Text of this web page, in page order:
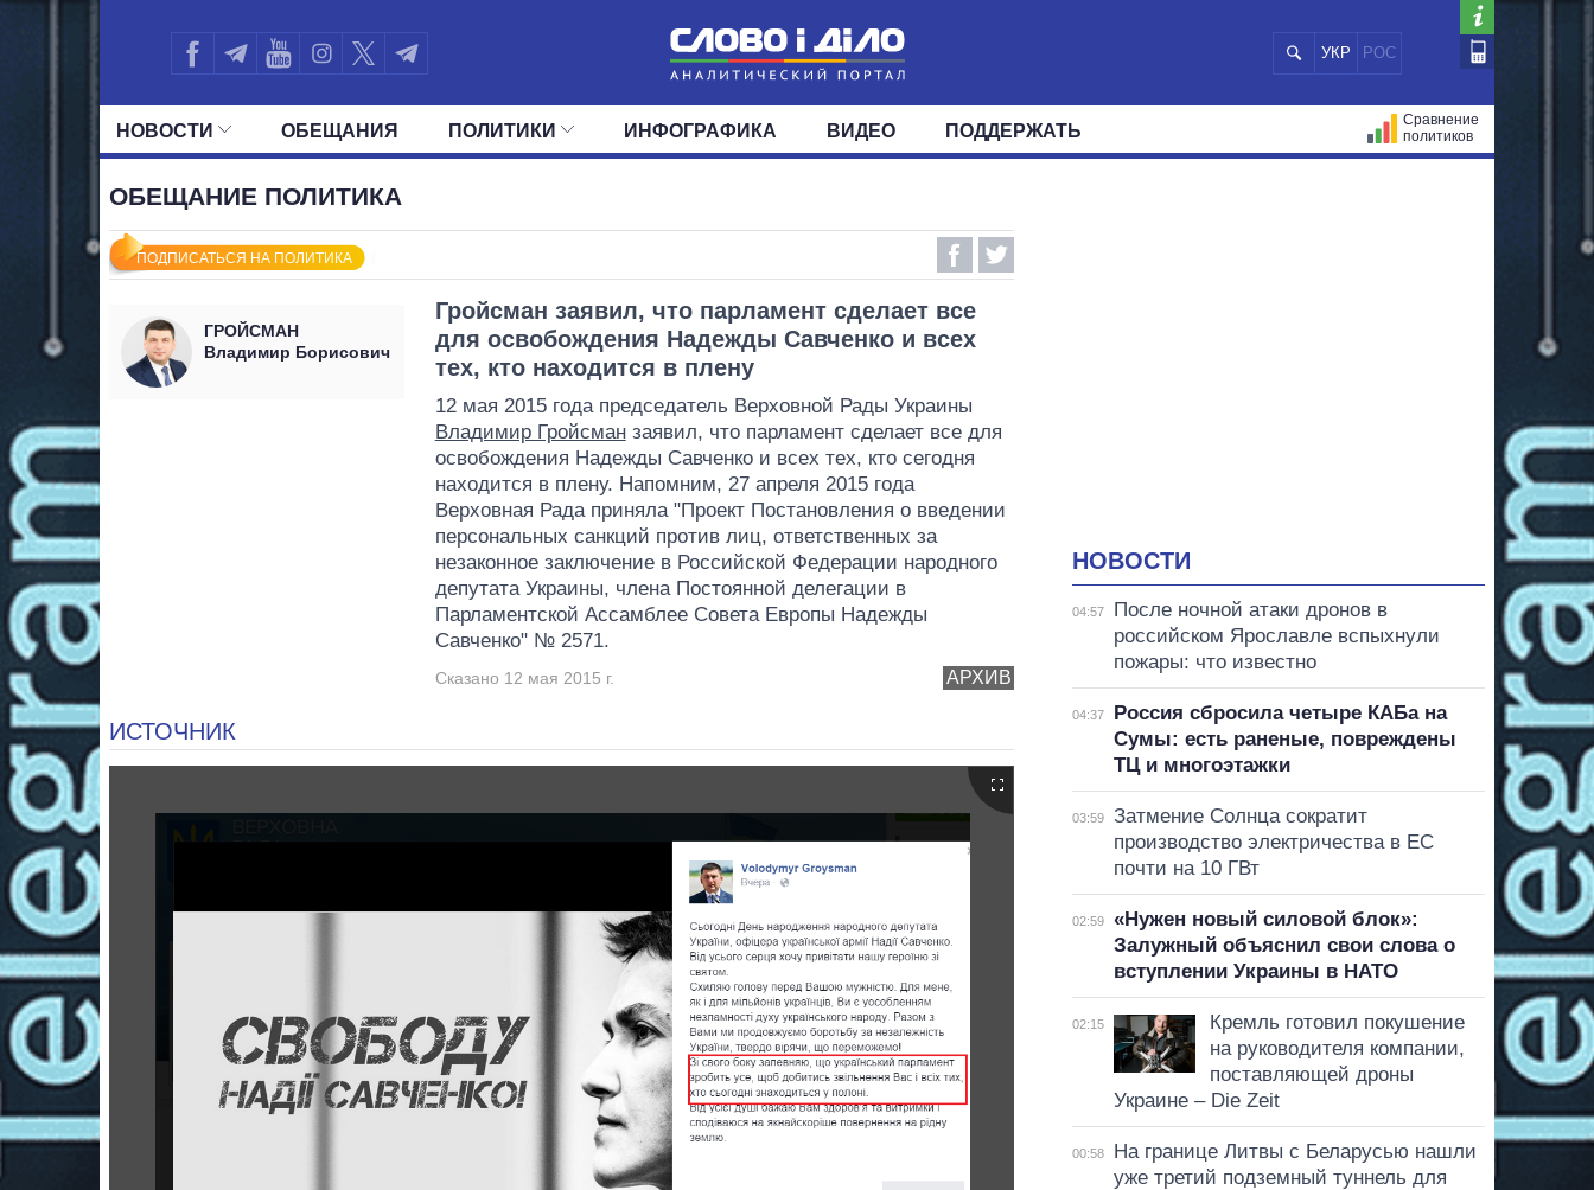
УКР РОС
НОВОСТИ
МИР
ОБЕЩАНИЯ ПОЛИТИКИ
ОКРУГА
ИНФОГРАФИКА ВИДЕО ПОДДЕРЖАТЬ
Сравнение
политиков
ОБЕЩАНИЕ ПОЛИТИКА
ПОДПИСАТЬСЯ НА ПОЛИТИКА
ГРОЙСМАН
Владимир Борисович
Гройсман заявил, что парламент сделает все
для освобождения Надежды Савченко и всех
тех, кто находится в плену
12 мая 2015 года председатель Верховной Рады Украины
Владимир Гройсманзаявил, что парламент сделает все для
освобождения Надежды Савченко и всех тех, кто сегодня
находится в плену. Напомним, 27 апреля 2015 года
Верховная Рада приняла "Проект Постановления о введении
персональных санкций против лиц, ответственных за
незаконное заключение в Российской Федерации народного
депутата Украины, члена Постоянной делегации в
Парламентской Ассамблее Совета Европы Надежды
Савченко" № 2571.
АРХИВ
Сказано 12 мая 2015 г.
ИСТОЧНИК
НОВОСТИ
04:57
После ночной атаки дронов в
российском Ярославле вспыхнули
пожары: что известно
04:37
Россия сбросила четыре КАБа на
Сумы: есть раненые, повреждены
ТЦ и многоэтажки
03:59
Затмение Солнца сократит
производство электричества в ЕС
почти на 10 ГВт
02:59
«Нужен новый силовой блок»:
Залужный объяснил свои слова о
вступлении Украины в НАТО
02:15
Кремль готовил покушение
на руководителя компании,
поставляющей дроны
Украине – Die Zeit
00:58
На границе Литвы с Беларусью нашли
уже третий подземный туннель для